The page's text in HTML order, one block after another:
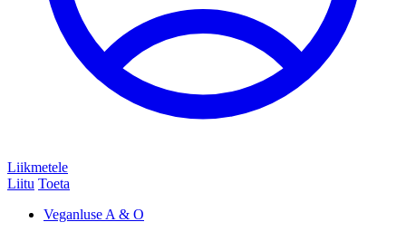
Liikmetele
Liitu Toeta
Veganluse A & O